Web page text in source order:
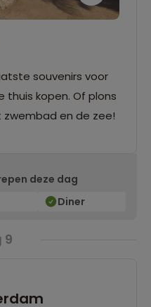
souvenirs voor
thuis kopen. Of plons
zwembad en de zee!
deze dag
Diner
9